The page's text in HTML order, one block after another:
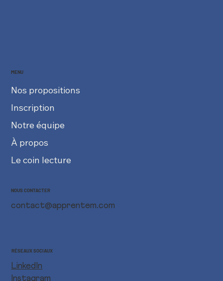
MENU
Nos propositions
Inscription
Notre équipe
À propos
Le coin lecture
NOUS CONTACTER
contact@apprentem.com
RÉSEAUX SOCIAUX
LinkedIn
Instagram